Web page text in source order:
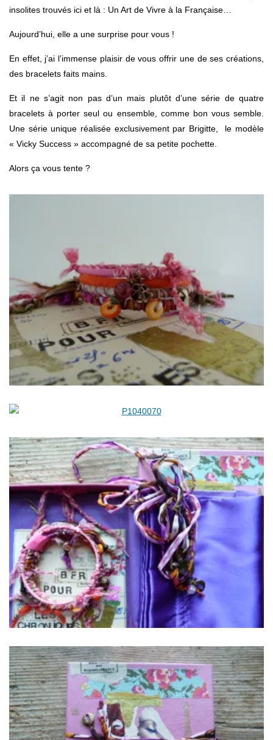
insolites trouvés ici et là : Un Art de Vivre à la Française…
Aujourd’hui, elle a une surprise pour vous !
En effet, j’ai l’immense plaisir de vous offrir une de ses créations,
des bracelets faits mains.
Et il ne s’agit non pas d’un mais plutôt d’une série de quatre
bracelets à porter seul ou ensemble, comme bon vous semble.
Une série unique réalisée exclusivement par Brigitte, le modèle
« Vicky Success » accompagné de sa petite pochette.
Alors ça vous tente ?